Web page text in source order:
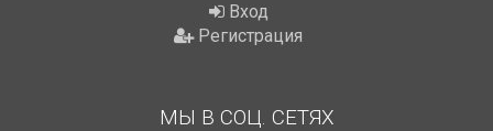
Вход
Регистрация
МЫ В СОЦ. СЕТЯХ